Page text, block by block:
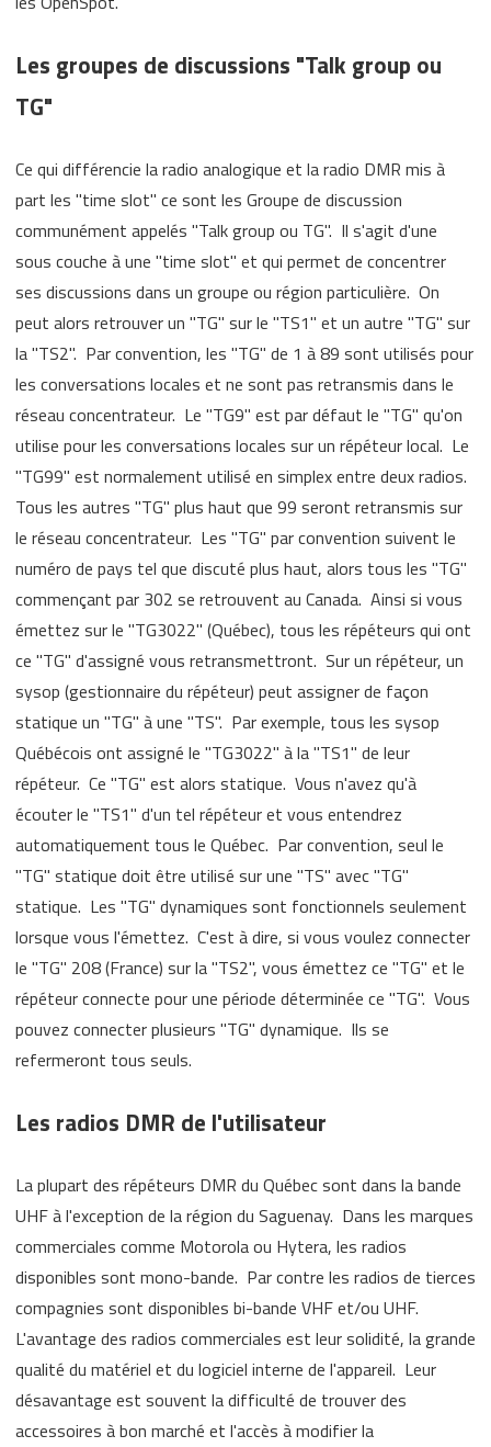
Les groupes de discussions "Talk group ou
TG"
Ce qui différencie la radio analogique et la radio DMR mis à
part les "time slot" ce sont les Groupe de discussion
communément appelés "Talk group ou TG". Il s'agit d'une
sous couche à une "time slot" et qui permet de concentrer
ses discussions dans un groupe ou région particulière. On
peut alors retrouver un "TG" sur le "TS1" et un autre "TG" sur
la "TS2". Par convention, les "TG" de 1 à 89 sont utilisés pour
les conversations locales et ne sont pas retransmis dans le
réseau concentrateur. Le "TG9" est par défaut le "TG" qu'on
utilise pour les conversations locales sur un répéteur local. Le
"TG99" est normalement utilisé en simplex entre deux radios.
Tous les autres "TG" plus haut que 99 seront retransmis sur
le réseau concentrateur. Les "TG" par convention suivent le
numéro de pays tel que discuté plus haut, alors tous les "TG"
commençant par 302 se retrouvent au Canada. Ainsi si vous
émettez sur le "TG3022" (Québec), tous les répéteurs qui ont
ce "TG" d'assigné vous retransmettront. Sur un répéteur, un
sysop (gestionnaire du répéteur) peut assigner de façon
statique un "TG" à une "TS". Par exemple, tous les sysop
Québécois ont assigné le "TG3022" à la "TS1" de leur
répéteur. Ce "TG" est alors statique. Vous n'avez qu'à
écouter le "TS1" d'un tel répéteur et vous entendrez
automatiquement tous le Québec. Par convention, seul le
"TG" statique doit être utilisé sur une "TS" avec "TG"
statique. Les "TG" dynamiques sont fonctionnels seulement
lorsque vous l'émettez. C'est à dire, si vous voulez connecter
le "TG" 208 (France) sur la "TS2", vous émettez ce "TG" et le
répéteur connecte pour une période déterminée ce "TG". Vous
pouvez connecter plusieurs "TG" dynamique. Ils se
refermeront tous seuls.
Les radios DMR de l'utilisateur
La plupart des répéteurs DMR du Québec sont dans la bande
UHF à l'exception de la région du Saguenay. Dans les marques
commerciales comme Motorola ou Hytera, les radios
disponibles sont mono-bande. Par contre les radios de tierces
compagnies sont disponibles bi-bande VHF et/ou UHF.
L'avantage des radios commerciales est leur solidité, la grande
qualité du matériel et du logiciel interne de l'appareil. Leur
désavantage est souvent la difficulté de trouver des
accessoires à bon marché et l'accès à modifier la